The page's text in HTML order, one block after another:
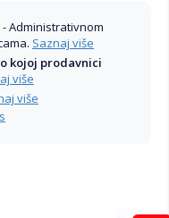
- Administrativnom
Saznaj više
kojoj prodavnici
više
više